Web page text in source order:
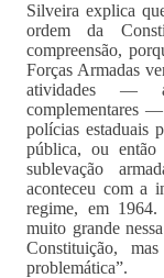
Silveira explica
ordem da
compreensão,
Forças Armadas
atividades —
complementares
polícias estaduais
pública, ou então
sublevação
aconteceu com a
regime, em 1964.
muito grande
Constituição,
problemática”.